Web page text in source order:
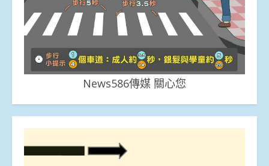
News586傳媒 關心您